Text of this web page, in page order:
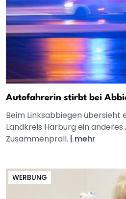
Autofahrerin stirbt bei
Beim Linksabbiegen übersieht
Landkreis Harburg ein
Zusammenprall. | mehr
WERBUNG